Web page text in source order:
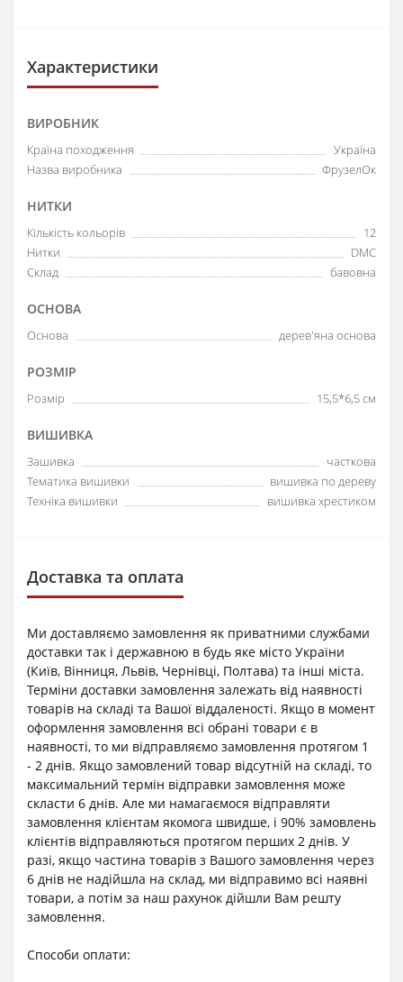
Характеристики
ВИРОБНИК
Країна походження
Україна
Назва виробника
ФрузелОк
НИТКИ
Кількість кольорів
12
Нитки
DMC
Склад
бавовна
ОСНОВА
Основа дерев'яна основа
РОЗМІР
Розмір 15,5*6,5 см
ВИШИВКА
Зашивка
часткова
Тематика вишивки
вишивка по дереву
Техніка вишивки
вишивка хрестиком
Доставка та оплата
Ми доставляємо замовлення як приватними службами
доставки так і державною в будь яке місто України
(Київ, Вінниця, Львів, Чернівці, Полтава) та інші міста.
Терміни доставки замовлення залежать від наявності
товарів на складі та Вашої віддаленості. Якщо в момент
оформлення замовлення всі обрані товари є в
наявності, то ми відправляємо замовлення протягом 1
- 2 днів. Якщо замовлений товар відсутній на складі, то
максимальний термін відправки замовлення може
скласти 6 днів. Але ми намагаємося відправляти
замовлення клієнтам якомога швидше, і 90% замовлень
клієнтів відправляються протягом перших 2 днів. У
разі, якщо частина товарів з Вашого замовлення через
6 днів не надійшла на склад, ми відправимо всі наявні
товари, а потім за наш рахунок дійшли Вам решту
замовлення.
Способи оплати: